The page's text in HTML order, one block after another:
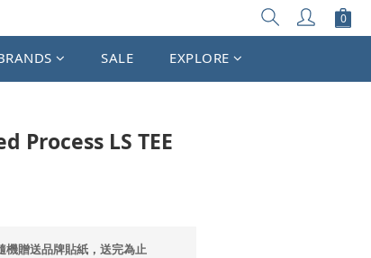
SALE EXPLORE
Process LS TEE
機贈送品牌貼紙，送完為止